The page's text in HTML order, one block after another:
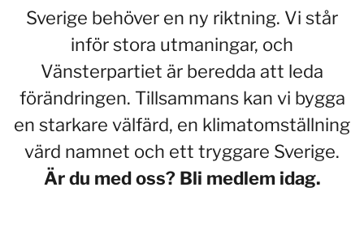
Sverige behöver en ny riktning. Vi står
inför stora utmaningar, och
Vänsterpartiet är beredda att leda
förändringen. Tillsammans kan vi bygga
en starkare välfärd, en klimatomställning
värd namnet och ett tryggare Sverige.
Är du med oss? Bli medlem idag.